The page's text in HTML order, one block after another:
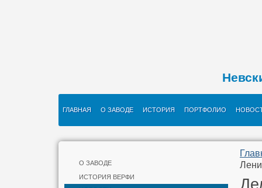
ГЛАВНАЯ О ЗАВОДЕ ИСТОРИЯ ПОРТФОЛИО
О ЗАВОДЕ
ИСТОРИЯ ВЕРФИ